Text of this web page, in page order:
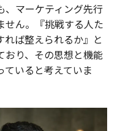
、マーケティング先行
せん。『挑戦する人た
ば整えられるか』と
おり、その思想と機能
いると考えていま